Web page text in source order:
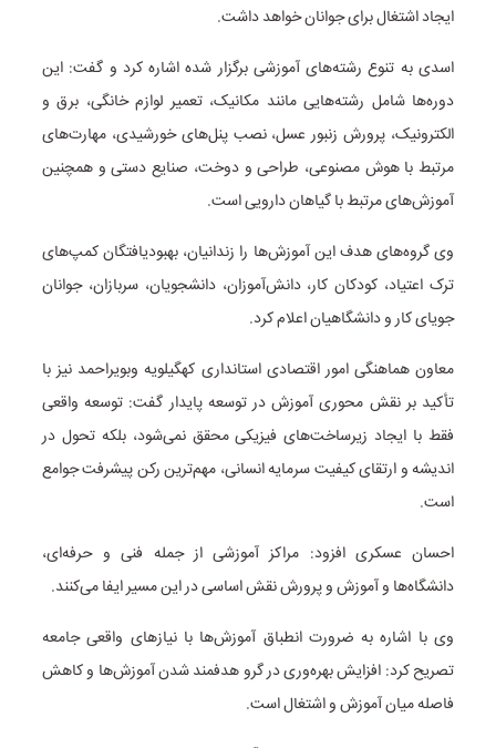
ایجاد اشتغال برای جوانان خواهد داشت.
اسدی به تنوع رشته‌های آموزشی برگزار شده اشاره کرد و گفت: این
دوره‌ها شامل رشته‌هایی مانند مکانیک، تعمیر لوازم خانگی، برق و
الکترونیک، پرورش زنبور عسل، نصب پنل‌های خورشیدی، مهارت‌های
مرتبط با هوش مصنوعی، طراحی و دوخت، صنایع دستی و همچنین
آموزش‌های مرتبط با گیاهان دارویی است.
وی گروه‌های هدف این آموزش‌ها را زندانیان، بهبودیافتگان کمپ‌های
ترک اعتیاد، کودکان کار، دانش‌آموزان، دانشجویان، سربازان، جوانان
جویای کار و دانشگاهیان اعلام کرد.
معاون هماهنگی امور اقتصادی استانداری کهگیلویه وبویراحمد نیز با
تأکید بر نقش محوری آموزش در توسعه پایدار گفت: توسعه واقعی
فقط با ایجاد زیرساخت‌های فیزیکی محقق نمی‌شود، بلکه تحول در
اندیشه و ارتقای کیفیت سرمایه انسانی، مهم‌ترین رکن پیشرفت جوامع
است.
احسان عسکری افزود: مراکز آموزشی از جمله فنی و حرفه‌ای،
دانشگاه‌ها و آموزش و پرورش نقش اساسی در این مسیر ایفا می‌کنند.
وی با اشاره به ضرورت انطباق آموزش‌ها با نیاز‌های واقعی جامعه
تصریح کرد: افزایش بهره‌وری در گرو هدفمند شدن آموزش‌ها و کاهش
فاصله میان آموزش و اشتغال است.